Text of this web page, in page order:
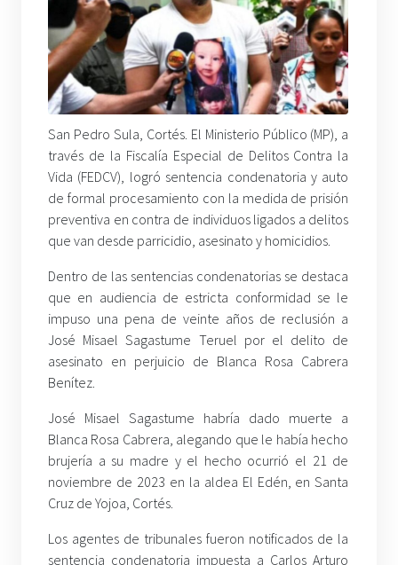
San Pedro Sula, Cortés. El Ministerio Público (MP), a
través de la Fiscalía Especial de Delitos Contra la
Vida (FEDCV), logró sentencia condenatoria y auto
de formal procesamiento con la medida de prisión
preventiva en contra de individuos ligados a delitos
que van desde parricidio, asesinato y homicidios.
Dentro de las sentencias condenatorias se destaca
que en audiencia de estricta conformidad se le
impuso una pena de veinte años de reclusión a
José Misael Sagastume Teruel por el delito de
asesinato en perjuicio de Blanca Rosa Cabrera
Benítez.
José Misael Sagastume habría dado muerte a
Blanca Rosa Cabrera, alegando que le había hecho
brujería a su madre y el hecho ocurrió el 21 de
noviembre de 2023 en la aldea El Edén, en Santa
Cruz de Yojoa, Cortés.
Los agentes de tribunales fueron notificados de la
sentencia condenatoria impuesta a Carlos Arturo